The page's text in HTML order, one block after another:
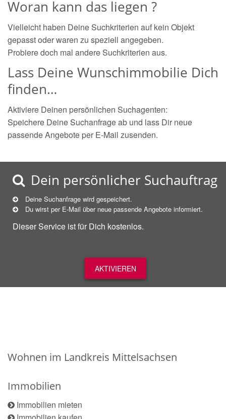
Woran kann das liegen ?
Vielleicht haben Deine Suchkriterien auf kein Objekt
gepasst oder waren zu speziell angegeben.
Probiere doch mal andere Suchkriterien aus.
Lass Deine Wunschimmobilie Dich
finden…
Aktiviere Deinen persönlichen Suchagenten:
Speichere Deine Suchanfrage ab und lass Dir neue
passende Angebote per E-Mail zusenden.
Dein persönlicher Suchauftrag
Deine Suchanfrage wird gespeichert.
Du wirst per E-Mail über neue passende Angebote informiert.
Dieser Service ist für Dich kostenlos.
AKTIVIEREN
Wohnen im Landkreis Mittelsachsen
Immobilien
Immobilien mieten